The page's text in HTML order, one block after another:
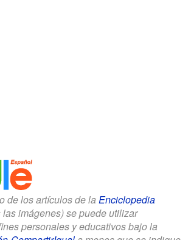
de los artículos de la Enciclopedia
imágenes) se puede utilizar
personales y educativos bajo la